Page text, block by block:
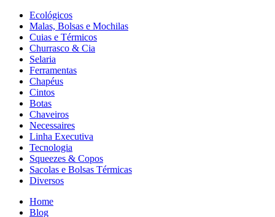
Ecológicos
Malas, Bolsas e Mochilas
Cuias e Térmicos
Churrasco & Cia
Selaria
Ferramentas
Chapéus
Cintos
Botas
Chaveiros
Necessaires
Linha Executiva
Tecnologia
Squeezes & Copos
Sacolas e Bolsas Térmicas
Diversos
Home
Blog